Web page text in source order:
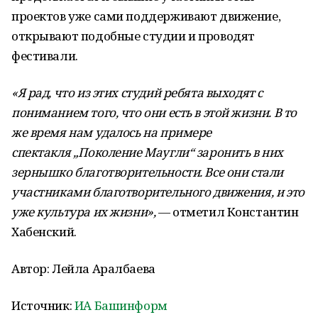
проектов уже сами поддерживают движение,
открывают подобные студии и проводят
фестивали.
«Я рад, что из этих студий ребята выходят с
пониманием того, что они есть в этой жизни. В то
же время нам удалось на примере
спектакля „Поколение Маугли“ заронить в них
зернышко благотворительности. Все они стали
участниками благотворительного движения, и это
уже культура их жизни»,— отметил Константин
Хабенский.
Автор: Лейла Аралбаева
Источник:ИА Башинформ